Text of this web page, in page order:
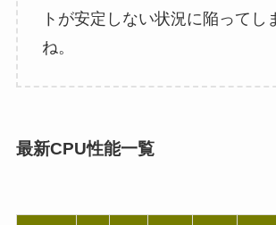
トが安定しない状況に陥ってし
ね。
最新CPU性能一覧